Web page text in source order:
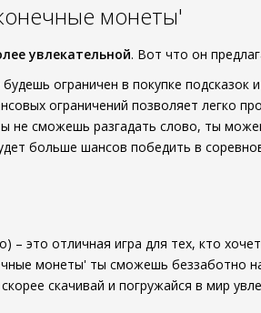
монеты'
увлекательной. Вот что он
ограничен в покупке подсказок
ограничений позволяет легко
не сможешь разгадать слово, ты
больше шансов победить в
это отличная игра для тех, кто
монеты' ты сможешь беззаботно
скачивай и погружайся в мир